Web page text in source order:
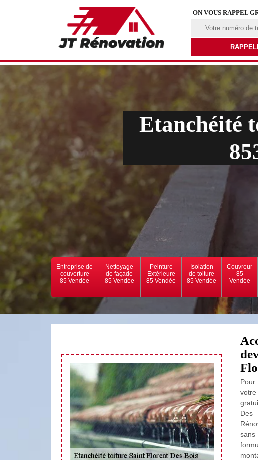
ON VOUS RAPPEL
Etanchéité
Entreprise de
couverture
85 Vendée
Nettoyage
de façade
85 Vendée
Peinture
Extérieure
85 Vendée
Isolation
de toiture
85 Vendée
Couvreur
85
Vendée
Des